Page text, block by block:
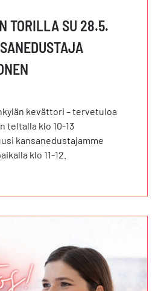
TORILLA SU 28.5.
kevättori – tervetuloa
teltalla klo 10-13
kansanedustajamme
klo 11-12.